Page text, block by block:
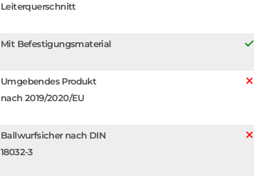
Leiterquerschnitt
Mit Befestigungsmaterial
Umgebendes Produkt
nach 2019/2020/EU
Ballwurfsicher nach DIN
18032-3